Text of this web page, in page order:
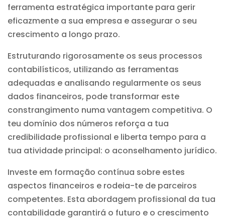
ferramenta estratégica importante para gerir
eficazmente a sua empresa e assegurar o seu
crescimento a longo prazo.
Estruturando rigorosamente os seus processos
contabilísticos, utilizando as ferramentas
adequadas e analisando regularmente os seus
dados financeiros, pode transformar este
constrangimento numa vantagem competitiva. O
teu domínio dos números reforça a tua
credibilidade profissional e liberta tempo para a
tua atividade principal: o aconselhamento jurídico.
Investe em formação contínua sobre estes
aspectos financeiros e rodeia-te de parceiros
competentes. Esta abordagem profissional da tua
contabilidade garantirá o futuro e o crescimento